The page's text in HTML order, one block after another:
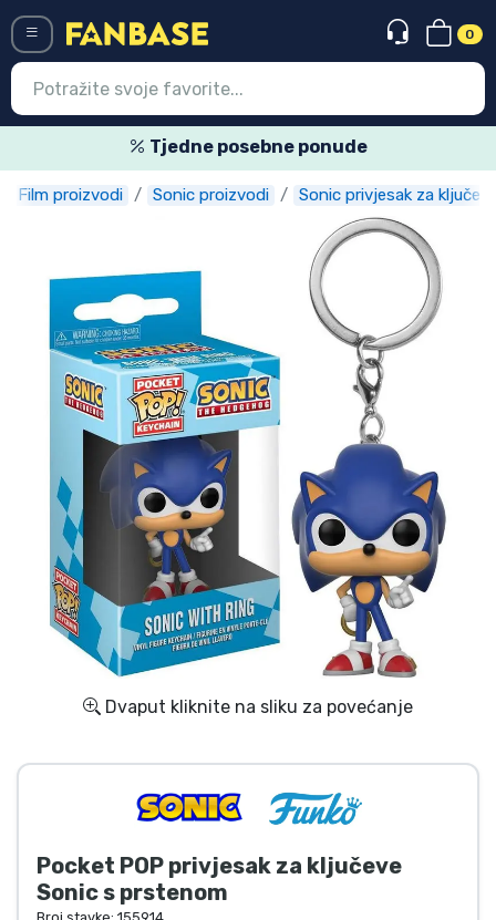
0
Tjedne posebne ponude
Film proizvodi Sonic proizvodi Sonic privjesak za
Dvaput kliknite na sliku za povećanje
Pocket POP privjesak za ključeve
Sonic s prstenom
Ulazak Registracija
Akcija
Ekspresna dostava
Prednarudžbe
Outlet proizvodi
Dostava i plaćanje
TV serija proizvodi
Film proizvodi
Crtani proizvodi
Anime proizvodi
Gamer proizvodi
Sportski proizvodi